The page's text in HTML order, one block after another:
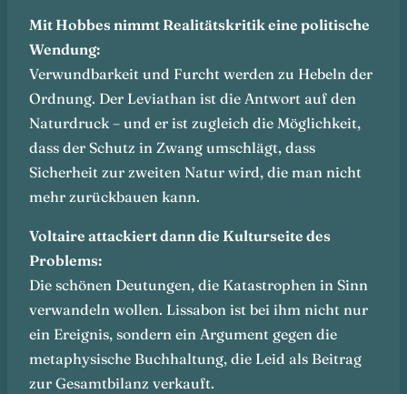
Mit Hobbes nimmt Realitätskritik eine politische
Wendung:
Verwundbarkeit und Furcht werden zu Hebeln der
Ordnung. Der Leviathan ist die Antwort auf den
Naturdruck – und er ist zugleich die Möglichkeit,
dass der Schutz in Zwang umschlägt, dass
Sicherheit zur zweiten Natur wird, die man nicht
mehr zurückbauen kann.
Voltaire attackiert dann die Kulturseite des
Problems:
Die schönen Deutungen, die Katastrophen in Sinn
verwandeln wollen. Lissabon ist bei ihm nicht nur
ein Ereignis, sondern ein Argument gegen die
metaphysische Buchhaltung, die Leid als Beitrag
zur Gesamtbilanz verkauft.